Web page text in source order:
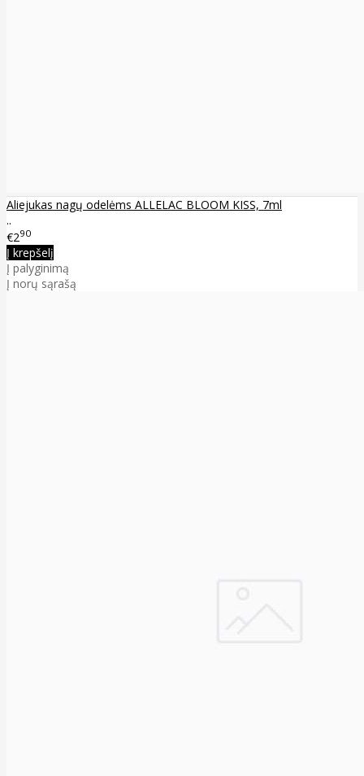
Aliejukas nagų odelėms ALLELAC BLOOM KISS, 7ml
..
€290
Į krepšelį
Į palyginimą
Į norų sąrašą